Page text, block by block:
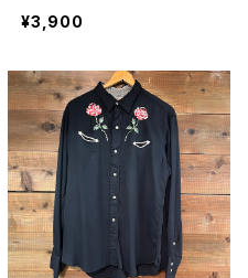
¥3,900